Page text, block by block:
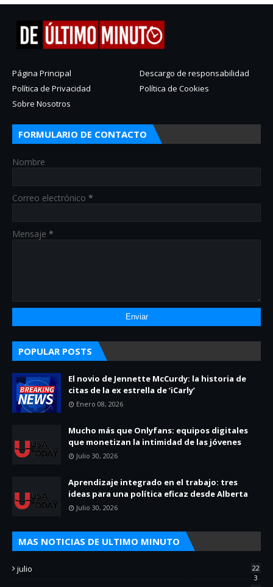
Página Principal
Descargo de responsabilidad
Política de Privacidad
Política de Cookies
Sobre Nosotros
FORMULARIO DE CONTACTO
Nombre
Correo electrónico *
Mensaje *
POPULAR POSTS
El novio de Jennette McCurdy: la historia de
citas de la ex estrella de ‘iCarly’
Enero 08, 2026
Mucho más que Onlyfans: equipos digitales
que monetizan la intimidad de las jóvenes
Julio 30, 2026
Aprendizaje integrado en el trabajo: tres
ideas para una política eficaz desde Alberta
Julio 30, 2026
MAS NOTICIAS DE ULTIMO MINUTO
julio
22
3